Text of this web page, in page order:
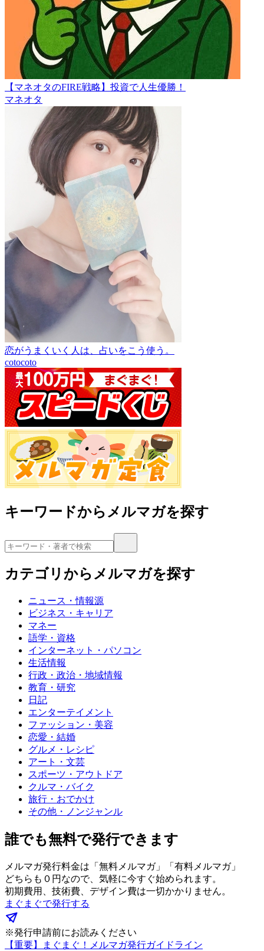
【マネオタのFIRE戦略】投資で人生優勝！
マネオタ
恋がうまくいく人は、占いをこう使う。
cotocoto
キーワードからメルマガを探す
カテゴリからメルマガを探す
ニュース・情報源
ビジネス・キャリア
マネー
語学・資格
インターネット・パソコン
生活情報
行政・政治・地域情報
教育・研究
日記
エンターテイメント
ファッション・美容
恋愛・結婚
グルメ・レシピ
アート・文芸
スポーツ・アウトドア
クルマ・バイク
旅行・おでかけ
その他・ノンジャンル
誰でも無料で発行できます
メルマガ発行料金は「無料メルマガ」「有料メルマガ」
どちらも０円なので、気軽に今すぐ始められます。
初期費用、技術費、デザイン費は一切かかりません。
まぐまぐで発行する
※発行申請前にお読みください
【重要】まぐまぐ！メルマガ発行ガイドライン